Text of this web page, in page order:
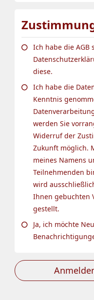
Ich habe die AGB
diese.
Ich habe die
Kenntnis
werden Sie
Widerruf der
Zukunft möglich.
meines Namens
Teilnehmenden
wird
Ihnen gebuchten
gestellt.
Ja, ich möchte